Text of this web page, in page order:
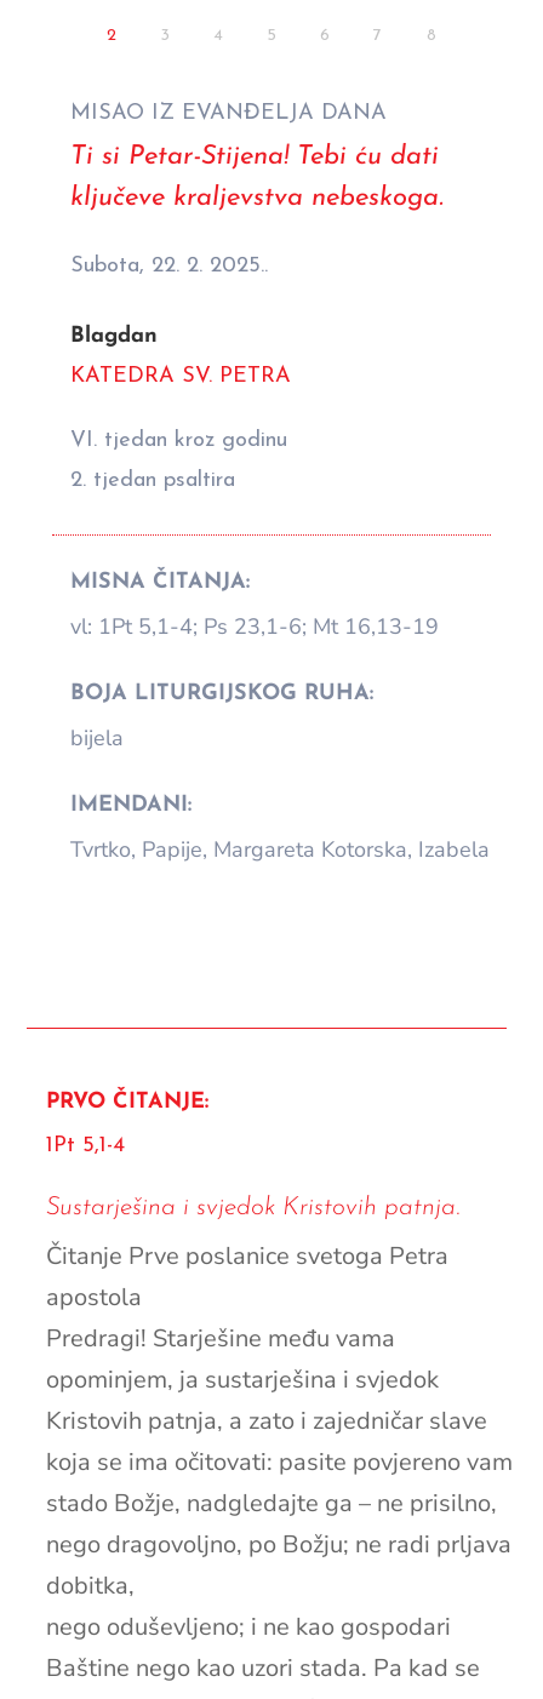
2 3 4 5 6 7 8
MISAO IZ EVANĐELJA DANA
Ti si Petar-Stijena! Tebi ću dati
ključeve kraljevstva nebeskoga.
Subota, 22. 2. 2025..
Blagdan
KATEDRA SV. PETRA
VI. tjedan kroz godinu
2. tjedan psaltira
MISNA ČITANJA:
vl: 1Pt 5,1-4; Ps 23,1-6; Mt 16,13-19
BOJA LITURGIJSKOG RUHA:
bijela
IMENDANI:
Tvrtko, Papije, Margareta Kotorska, Izabela
PRVO ČITANJE:
1Pt 5,1-4
Sustarješina i svjedok Kristovih patnja.
Čitanje Prve poslanice svetoga Petra
apostola
Predragi! Starješine među vama
opominjem, ja sustarješina i svjedok
Kristovih patnja, a zato i zajedničar slave
koja se ima očitovati: pasite povjereno vam
stado Božje, nadgledajte ga – ne prisilno,
nego dragovoljno, po Božju; ne radi prljava
dobitka,
nego oduševljeno; i ne kao gospodari
Baštine nego kao uzori stada. Pa kad se